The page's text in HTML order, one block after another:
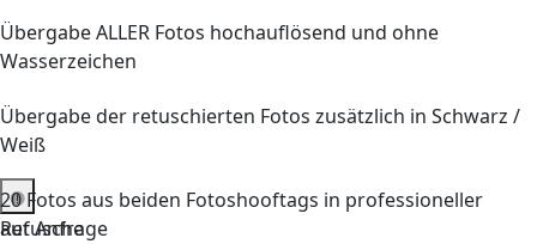
Übergabe ALLER Fotos hochauflösend und ohne
Wasserzeichen
Übergabe der retuschierten Fotos zusätzlich in Schwarz /
Weiß
auf Anfrage
20Fotos aus beiden Fotoshooftags in professioneller
Retusche